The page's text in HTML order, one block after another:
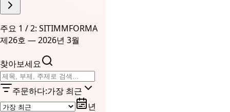
주요 1 / 2: SITIMMFORMA
제26호 — 2026년 3월
찾아보세요
주문하다:가장 최근
년